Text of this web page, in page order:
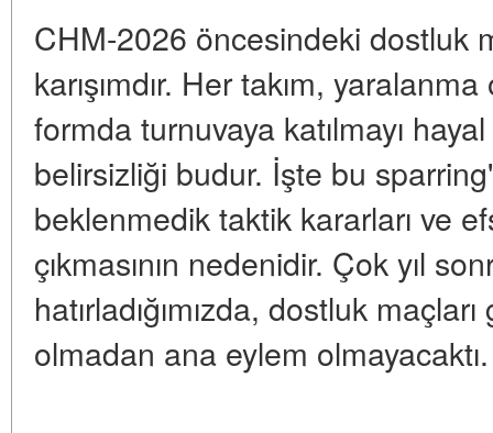
CHM-2026 öncesindeki dostluk
karışımdır. Her takım,
formda turnuvaya katılmayı
belirsizliği budur. İşte bu
beklenmedik taktik kararları ve
çıkmasının nedenidir. Çok yıl
hatırladığımızda, dostluk
olmadan ana eylem olmayacaktı.